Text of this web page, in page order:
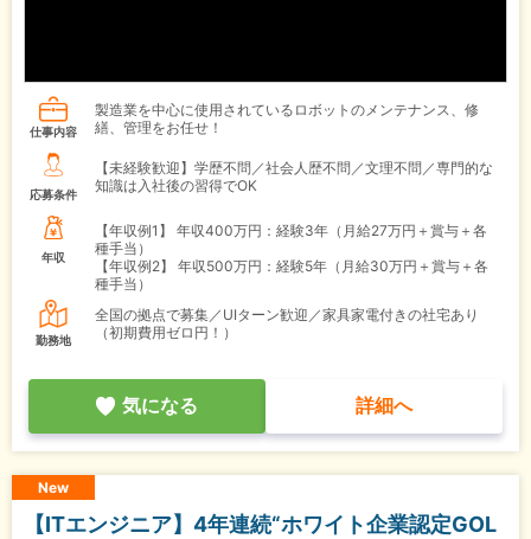
仕事内容
製造業を中心に使用されているロボットのメンテナンス、修
繕、管理をお任せ！
応募条件
【未経験歓迎】学歴不問／社会人歴不問／文理不問／専門的な
知識は入社後の習得でOK
年収
【年収例1】
年収400万円：経験3年（月給27万円＋賞与＋各
種手当）
【年収例2】
年収500万円：経験5年（月給30万円＋賞与＋各
種手当）
勤務地
全国の拠点で募集／UIターン歓迎／家具家電付きの社宅あり
（初期費用ゼロ円！）
気になる 詳細へ
New
【ITエンジニア】4年連続“ホワイト企業認定GOL